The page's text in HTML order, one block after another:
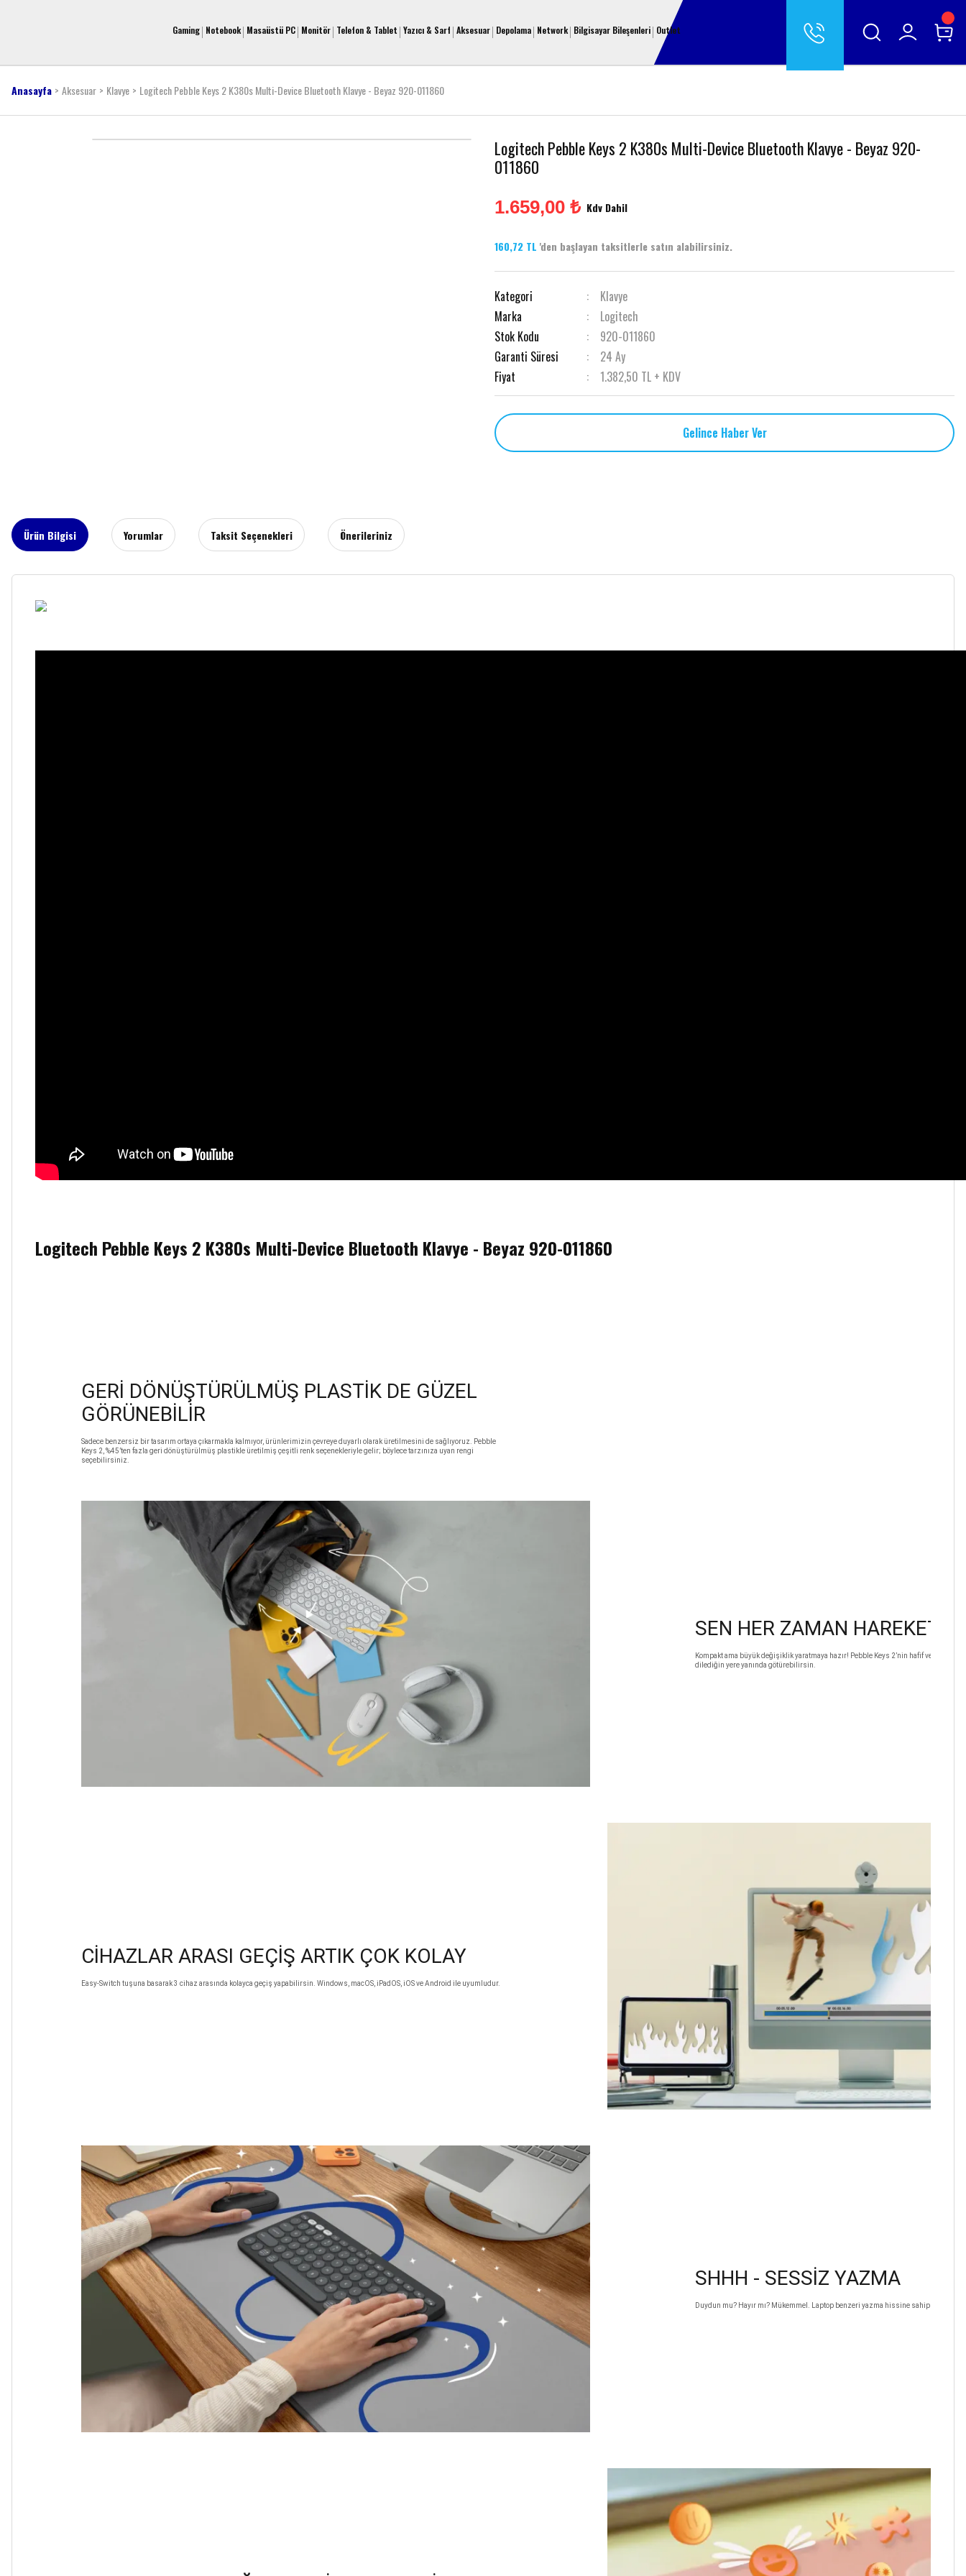
Gaming Notebook Masaüstü PC Monitör Telefon & Tablet Yazıcı & Sarf Aksesuar Depolama Network Bilgisayar Bileşenleri Outlet
Anasayfa Aksesuar Klavye Logitech Pebble Keys 2 K380s Multi-Device Bluetooth Klavye - Beyaz 920-011860
Logitech Pebble Keys 2 K380s Multi-Device Bluetooth Klavye - Beyaz 920-
011860
1.659,00 ₺ Kdv Dahil
160,72 TL 'den başlayan taksitlerle satın alabilirsiniz.
Kategori
Klavye
Marka
Logitech
Stok Kodu
920-011860
Garanti Süresi
24 Ay
Fiyat
1.382,50 TL + KDV
Gelince Haber Ver
Ürün Bilgisi Yorumlar Taksit Seçenekleri Önerileriniz
Logitech Pebble Keys 2 K380s Multi-Device Bluetooth Klavye - Beyaz 920-011860
GERİ DÖNÜŞTÜRÜLMÜŞ PLASTİK DE GÜZEL
GÖRÜNEBİLİR
Sadece benzersiz bir tasarım ortaya çıkarmakla kalmıyor, ürünlerimizin çevreye duyarlı olarak üretilmesini de sağlıyoruz. Pebble
Keys 2, %45’ten fazla geri dönüştürülmüş plastikle üretilmiş çeşitli renk seçenekleriyle gelir; böylece tarzınıza uyan rengi
seçebilirsiniz.
SEN HER ZAMAN HAREKETE
Kompakt ama büyük değişiklik yaratmaya hazır! Pebble Keys 2’nin hafif ve
dilediğin yere yanında götürebilirsin.
CİHAZLAR ARASI GEÇİŞ ARTIK ÇOK KOLAY
Easy-Switch tuşuna basarak 3 cihaz arasında kolayca geçiş yapabilirsin. Windows, macOS, iPadOS, iOS ve Android ile uyumludur.
SHHH - SESSİZ YAZMA
Duydun mu? Hayır mı? Mükemmel. Laptop benzeri yazma hissine sahip